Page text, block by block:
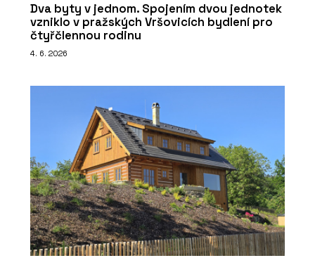
Dva byty v jednom. Spojením dvou jednotek
vzniklo v pražských Vršovicích bydlení pro
čtyřčlennou rodinu
4. 6. 2026